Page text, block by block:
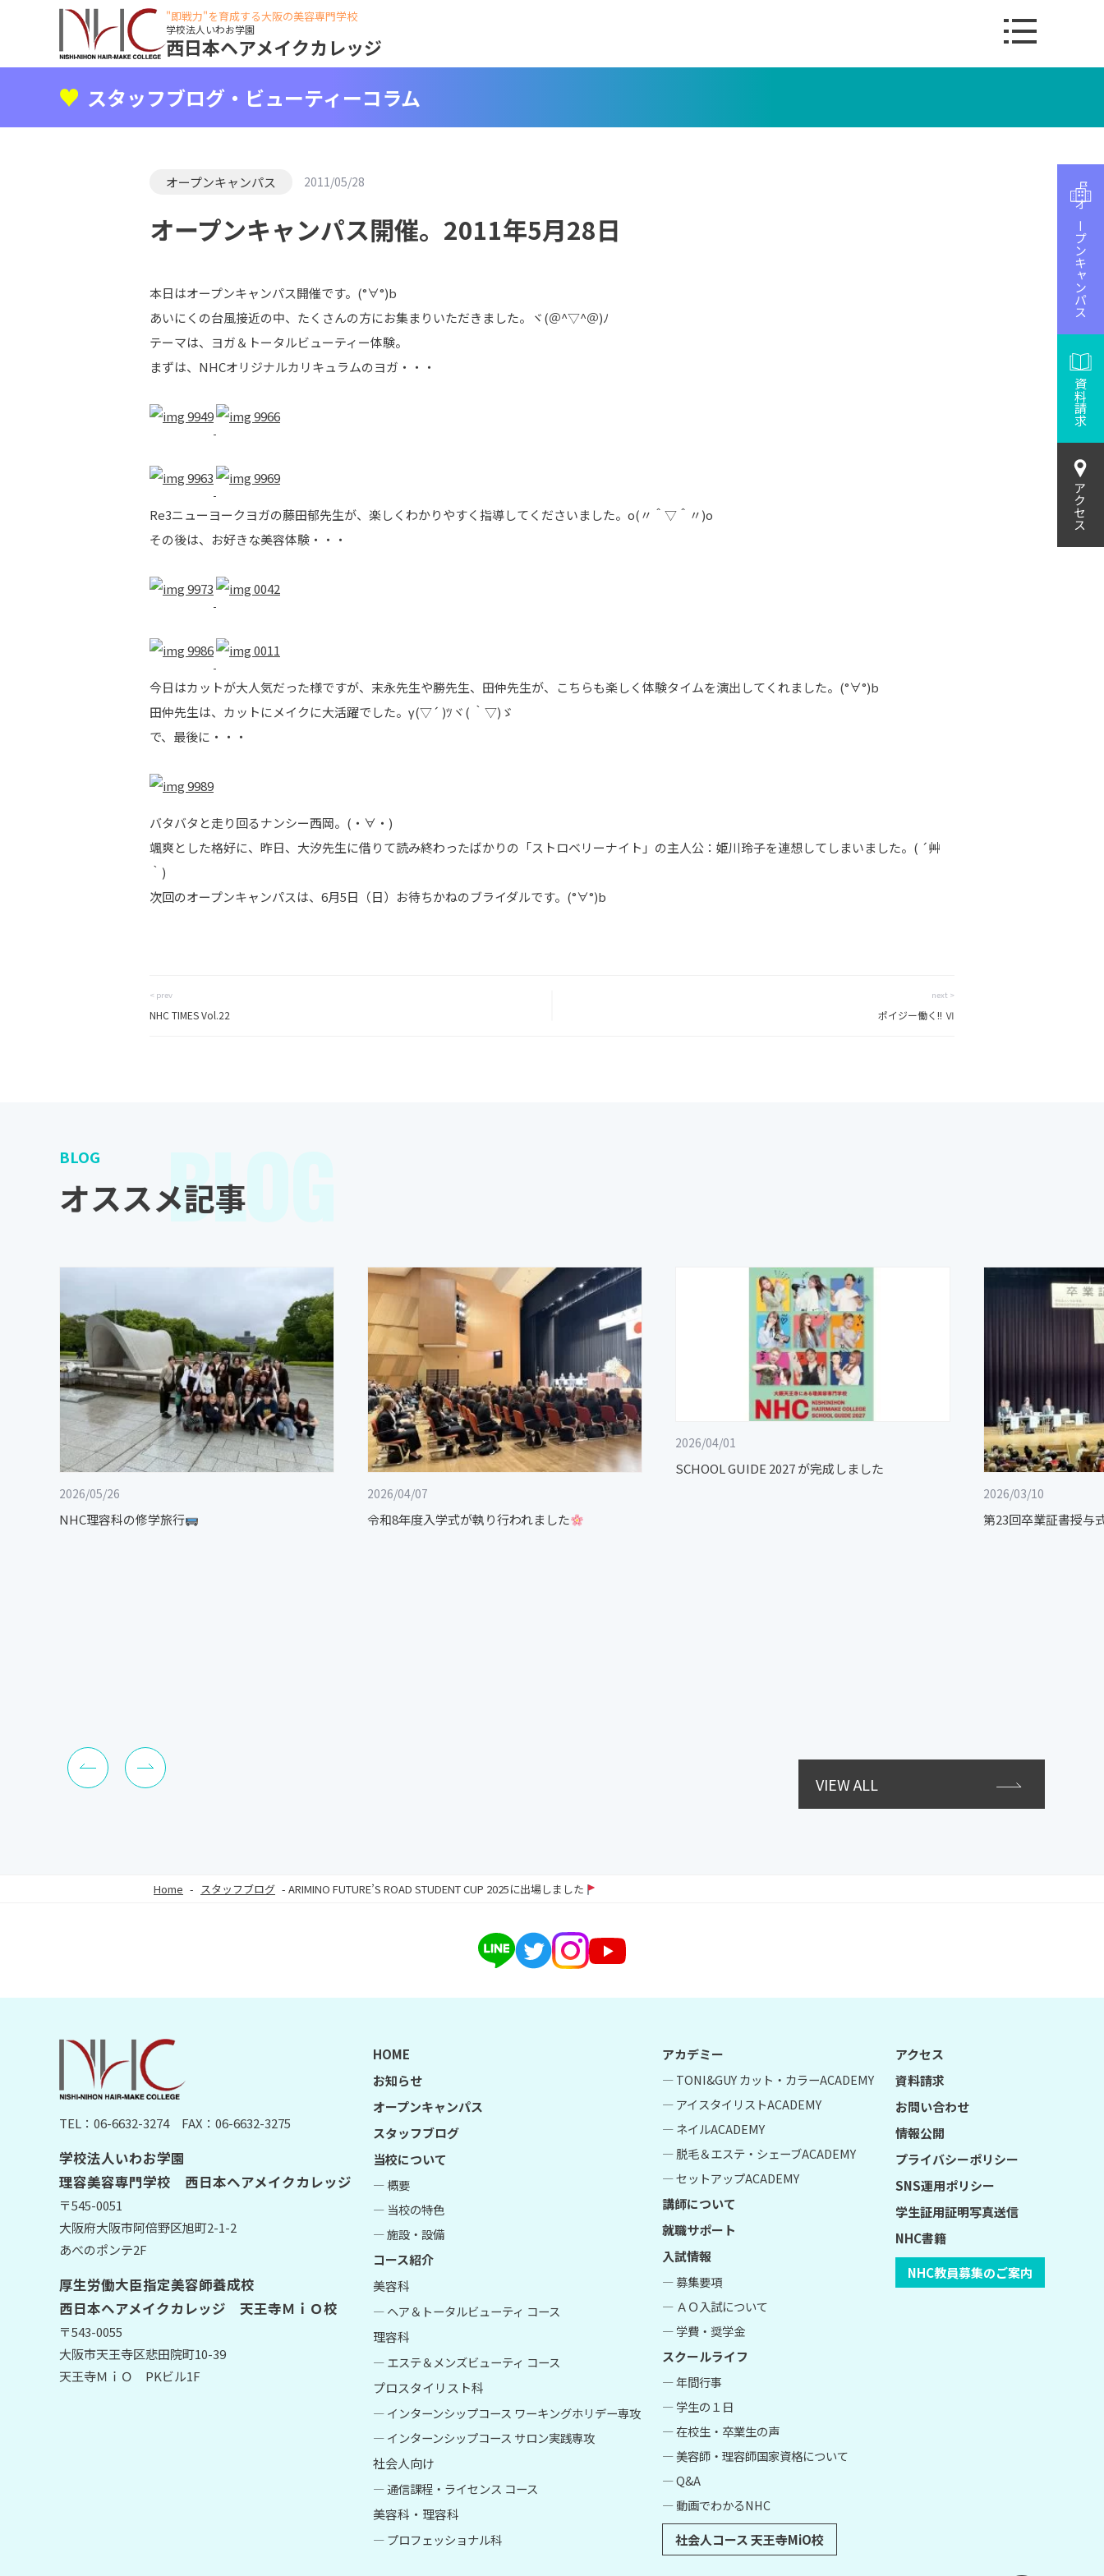
"即戦力"を育成する大阪の美容専門学校
学校法人いわお学園
西日本ヘアメイクカレッジ
オープンキャンパス
資料請求
アクセス
スタッフブログ・ビューティーコラム
オープンキャンパス 2011/05/28
オープンキャンパス開催。2011年5月28日
本日はオープンキャンパス開催です。(°∀°)b
あいにくの台風接近の中、たくさんの方にお集まりいただきました。ヾ(＠^▽^＠)ﾉ
テーマは、ヨガ＆トータルビューティー体験。
まずは、NHCオリジナルカリキュラムのヨガ・・・
Re3ニューヨークヨガの藤田郁先生が、楽しくわかりやすく指導してくださいました。o(〃＾▽＾〃)o
その後は、お好きな美容体験・・・
今日はカットが大人気だった様ですが、末永先生や勝先生、田仲先生が、こちらも楽しく体験タイムを演出してくれました。(°∀°)b
田仲先生は、カットにメイクに大活躍でした。γ(▽´ )ﾂヾ( ｀▽)ゞ
で、最後に・・・
バタバタと走り回るナンシー西岡。(・∀・)
颯爽とした格好に、昨日、大汐先生に借りて読み終わったばかりの「ストロベリーナイト」の主人公：姫川玲子を連想してしまいました。( ´艸
｀)
次回のオープンキャンパスは、6月5日（日）お待ちかねのブライダルです。(°∀°)b
< prev
NHC TIMES Vol.22
next >
ポイジー働く!! Ⅵ
BLOG
オススメ記事
BLOG
2026/05/26
NHC理容科の修学旅行
2026/04/07
令和8年度入学式が執り行われました
2026/04/01
SCHOOL GUIDE 2027 が完成しました
2026/03/10
第23回卒業証書授与
VIEW ALL
Home - スタッフブログ - ARIMINO FUTURE’S ROAD STUDENT CUP 2025に出場しました
TEL：06-6632-3274FAX：06-6632-3275
学校法人いわお学園
理容美容専門学校 西日本ヘアメイクカレッジ
〒545-0051
大阪府大阪市阿倍野区旭町2-1-2
あべのポンテ2F
厚生労働大臣指定美容師養成校
西日本ヘアメイクカレッジ 天王寺ＭｉＯ校
〒543-0055
大阪市天王寺区悲田院町10-39
天王寺ＭｉＯ PKビル1F
HOME
お知らせ
オープンキャンパス
スタッフブログ
当校について
― 概要
― 当校の特色
― 施設・設備
コース紹介
美容科
― ヘア＆トータルビューティ コース
理容科
― エステ＆メンズビューティ コース
プロスタイリスト科
― インターンシップコース ワーキングホリデー専攻
― インターンシップコース サロン実践専攻
社会人向け
― 通信課程・ライセンス コース
美容科・理容科
― プロフェッショナル科
アカデミー
― TONI&GUY カット・カラーACADEMY
― アイスタイリストACADEMY
― ネイルACADEMY
― 脱毛＆エステ・シェーブACADEMY
― セットアップACADEMY
講師について
就職サポート
入試情報
― 募集要項
― ＡＯ入試について
― 学費・奨学金
スクールライフ
― 年間行事
― 学生の１日
― 在校生・卒業生の声
― 美容師・理容師国家資格について
― Q&A
― 動画でわかるNHC
社会人コース 天王寺MiO校
アクセス
資料請求
お問い合わせ
情報公開
プライバシーポリシー
SNS運用ポリシー
学生証用証明写真送信
NHC書籍
NHC教員募集のご案内